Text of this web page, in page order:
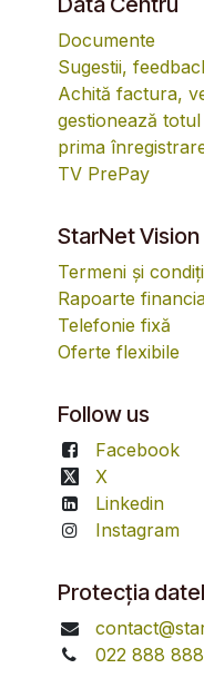
Documente
Sugestii,
Achită factura,
gestionează
prima
TV PrePay
StarNet
Termeni și
Rapoarte
Telefonie fixă
Oferte flexibile
Follow us
Facebook
X
Linkedin
Instagram
Protecția
022 888 888